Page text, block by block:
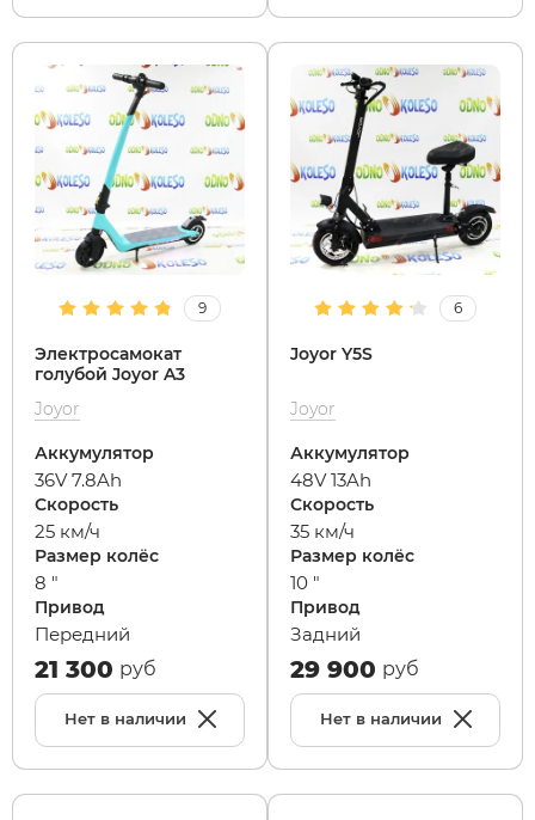
9
Электросамокат
голубой Joyor A3
Joyor
Аккумулятор
36V 7.8Ah
Скорость
25 км/ч
Размер колёс
8 "
Привод
Передний
21 300 руб
Нет в наличии
6
Joyor Y5S
Joyor
Аккумулятор
48V 13Ah
Скорость
35 км/ч
Размер колёс
10 "
Привод
Задний
29 900 руб
Нет в наличии